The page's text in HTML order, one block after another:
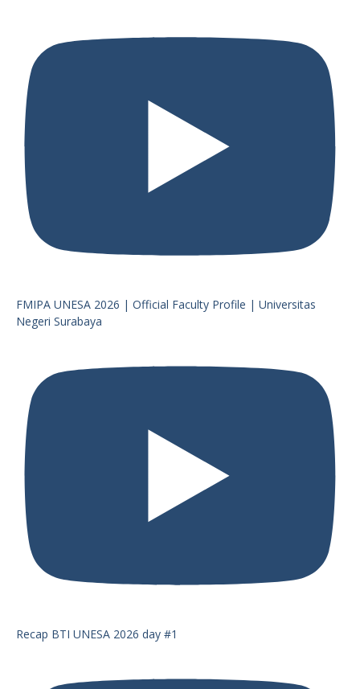
FMIPA UNESA 2026 | Official Faculty Profile | Universitas
Negeri Surabaya
Recap BTI UNESA 2026 day #1